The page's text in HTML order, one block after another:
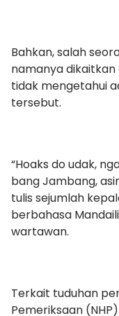
Bahkan, salah
namanya
tidak mengetahui
tersebut.
“Hoaks do udak,
bang Jambang,
tulis sejumlah
berbahasa
wartawan.
Terkait tuduhan
Pemeriksaan